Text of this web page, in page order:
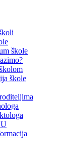
škole
škole